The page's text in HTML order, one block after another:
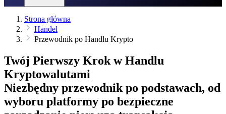
Strona główna
Handel
Przewodnik po Handlu Krypto
Twój Pierwszy Krok w Handlu
Kryptowalutami
Niezbędny przewodnik po podstawach, od
wyboru platformy po bezpieczne